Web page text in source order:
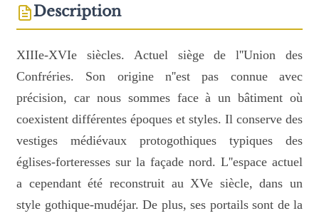
Description
XIIIe-XVIe siècles. Actuel siège de l''Union des
Confréries. Son origine n''est pas connue avec
précision, car nous sommes face à un bâtiment où
coexistent différentes époques et styles. Il conserve des
vestiges médiévaux protogothiques typiques des
églises-forteresses sur la façade nord. L''espace actuel
a cependant été reconstruit au XVe siècle, dans un
style gothique-mudéjar. De plus, ses portails sont de la